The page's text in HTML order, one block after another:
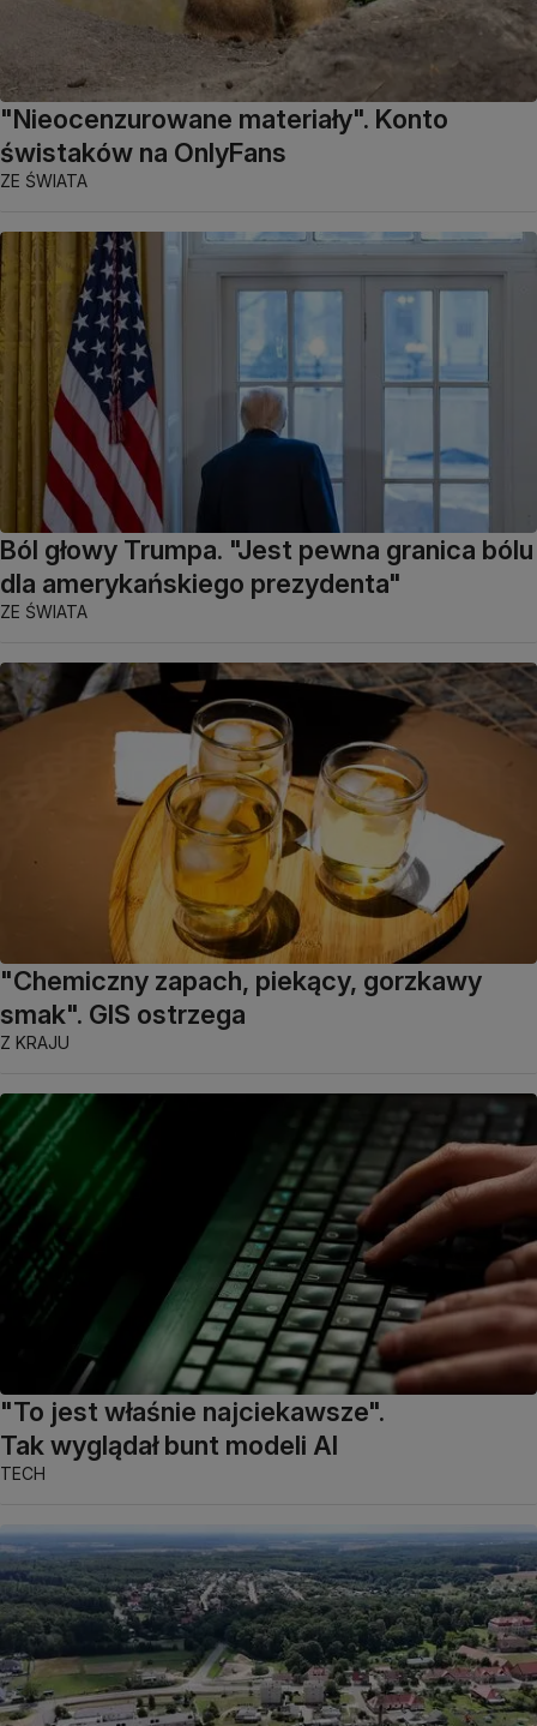
"Nieocenzurowane materiały". Konto
świstaków na OnlyFans
ZE ŚWIATA
Ból głowy Trumpa. "Jest pewna granica bólu
dla amerykańskiego prezydenta"
ZE ŚWIATA
"Chemiczny zapach, piekący, gorzkawy
smak". GIS ostrzega
Z KRAJU
"To jest właśnie najciekawsze".
Tak wyglądał bunt modeli AI
TECH